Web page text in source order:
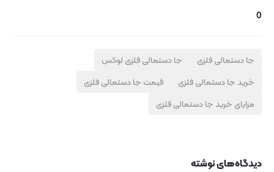
0
جا دستمالی فلزی
جا دستمالی فلزی لوکس
خرید جا دستمالی فلزی
قیمت جا دستمالی فلزی
مزایای خرید جا دستمالی فلزی
دیدگاه‌های نوشته